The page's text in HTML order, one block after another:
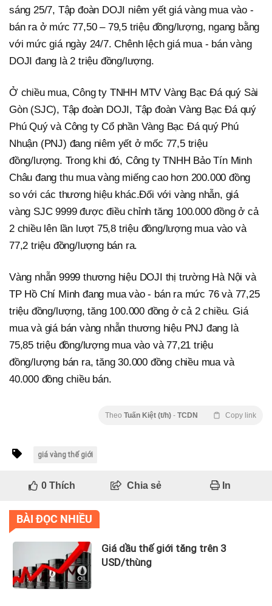
sáng 25/7, Tập đoàn DOJI niêm yết giá vàng mua vào -
bán ra ở mức 77,50 – 79,5 triệu đồng/lượng, ngang bằng
với mức giá ngày 24/7. Chênh lệch giá mua - bán vàng
DOJI đang là 2 triệu đồng/lượng.
Ở chiều mua, Công ty TNHH MTV Vàng Bạc Đá quý Sài
Gòn (SJC), Tập đoàn DOJI, Tập đoàn Vàng Bạc Đá quý
Phú Quý và Công ty Cổ phần Vàng Bạc Đá quý Phú
Nhuận (PNJ) đang niêm yết ở mốc 77,5 triệu
đồng/lượng. Trong khi đó, Công ty TNHH Bảo Tín Minh
Châu đang thu mua vàng miếng cao hơn 200.000 đồng
so với các thương hiệu khác.Đối với vàng nhẫn, giá
vàng SJC 9999 được điều chỉnh tăng 100.000 đồng ở cả
2 chiều lên lần lượt 75,8 triệu đồng/lượng mua vào và
77,2 triệu đồng/lượng bán ra.
Vàng nhẫn 9999 thương hiệu DOJI thị trường Hà Nội và
TP Hồ Chí Minh đang mua vào - bán ra mức 76 và 77,25
triệu đồng/lượng, tăng 100.000 đồng ở cả 2 chiều. Giá
mua và giá bán vàng nhẫn thương hiệu PNJ đang là
75,85 triệu đồng/lượng mua vào và 77,21 triệu
đồng/lượng bán ra, tăng 30.000 đồng chiều mua và
40.000 đồng chiều bán.
Theo Tuấn Kiệt (t/h) - TCDN Copy link
giá vàng thế giới
0Thích Chia sẻ In
BÀI ĐỌC NHIỀU
Giá dầu thế giới tăng trên 3
USD/thùng